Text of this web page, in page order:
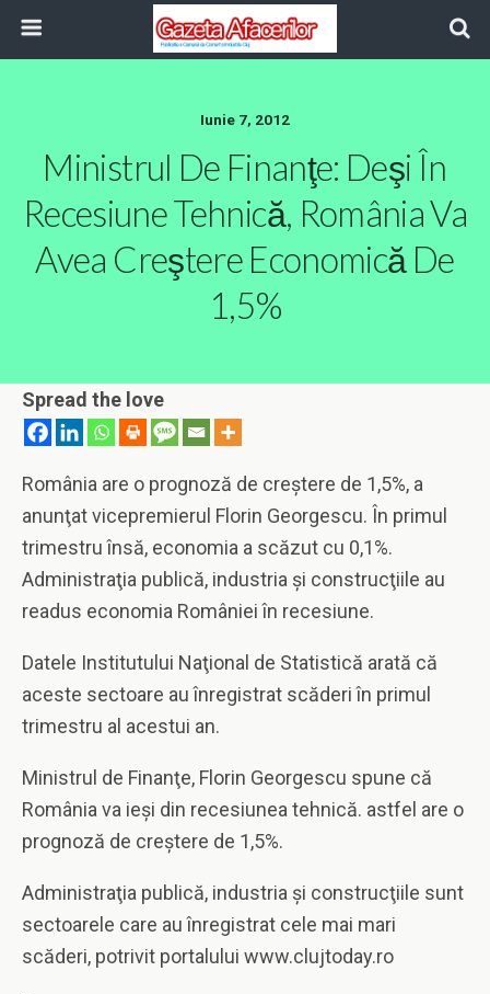
Iunie 7, 2012
Ministrul De Finanţe: Deşi În
Recesiune Tehnică, România Va
Avea Creştere Economică De
1,5%
Spread the love
România are o prognoză de creştere de 1,5%, a
anunţat vicepremierul Florin Georgescu. În primul
trimestru însă, economia a scăzut cu 0,1%.
Administraţia publică, industria şi construcţiile au
readus economia României în recesiune.
Datele Institutului Naţional de Statistică arată că
aceste sectoare au înregistrat scăderi în primul
trimestru al acestui an.
Ministrul de Finanţe, Florin Georgescu spune că
România va ieşi din recesiunea tehnică. astfel are o
prognoză de creştere de 1,5%.
Administraţia publică, industria şi construcţiile sunt
sectoarele care au înregistrat cele mai mari
scăderi, potrivit portalului www.clujtoday.ro